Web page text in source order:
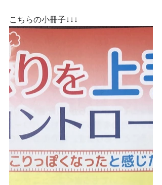
こちらの小冊子↓↓↓